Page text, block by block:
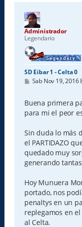
Administrador
Legendario
SD Eibar 1 - Celta 0
M
s
a
j
Sab Nov 19, 2016
Buena primera
para mi el peor
Sin duda lo más
el PARTIDAZO
quedado muy
generando
Hoy Munuera
portado, nos
penaltys en un
replegamos en
al Celta.